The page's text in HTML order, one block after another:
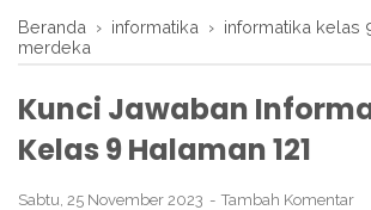
Beranda › informatika › informatika kelas
merdeka
Kunci Jawaban
Kelas 9 Halaman 121
Sabtu, 25 November 2023 Tambah Komentar